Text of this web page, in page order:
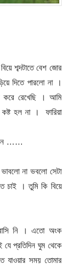
শব্দটাতে বেশ জোর
দিতে পারলো না ।
করে রেখেছি । আমি
কষ্ট হল না । ফারিয়া
……
না ভবলো সেটা
চাই । তুমি কি বিয়ে
নি । এতো অংক
প্রতিদিন ঘুম থেকে
যাওয়ার সময় তোমার